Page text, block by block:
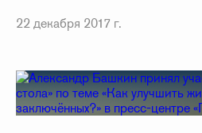
22 декабря 2017 г.